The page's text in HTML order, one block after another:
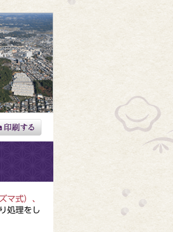
マ式）、
処理をし